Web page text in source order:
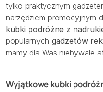
tylko praktycznym
narzędziem promocyjnym
kubki podróżne z
popularnych gadżetów
mamy dla Was niebywale
Wyjątkowe kubki